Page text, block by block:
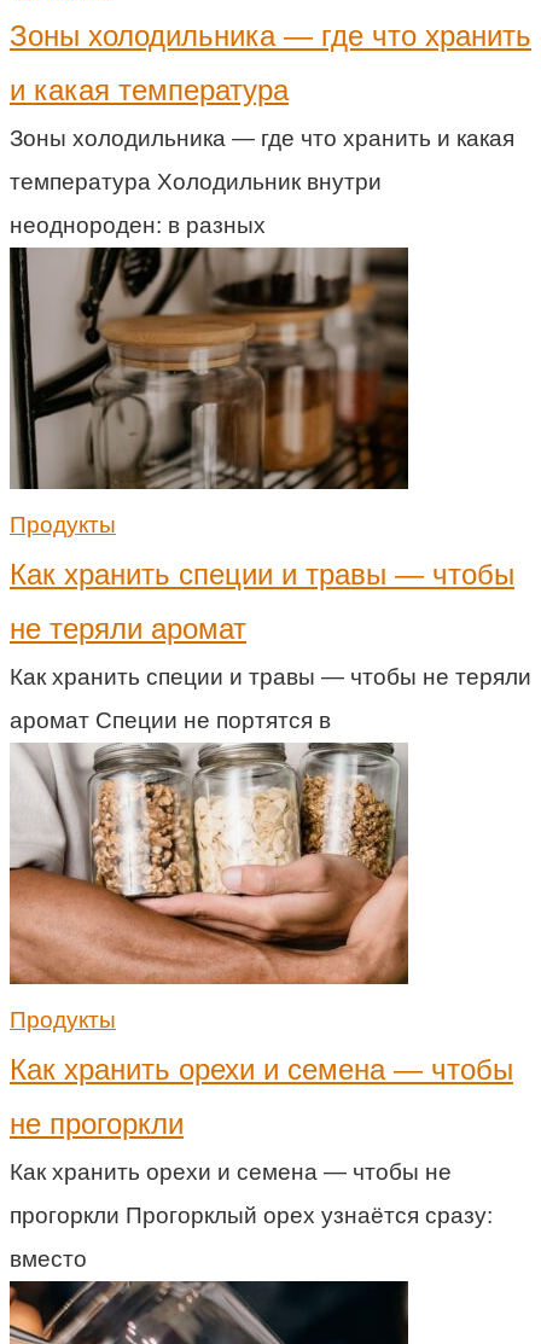
Зоны холодильника — где что хранить
и какая температура
Зоны холодильника — где что хранить и какая
температура Холодильник внутри
неоднороден: в разных
Продукты
Как хранить специи и травы — чтобы
не теряли аромат
Как хранить специи и травы — чтобы не теряли
аромат Специи не портятся в
Продукты
Как хранить орехи и семена — чтобы
не прогоркли
Как хранить орехи и семена — чтобы не
прогоркли Прогорклый орех узнаётся сразу:
вместо